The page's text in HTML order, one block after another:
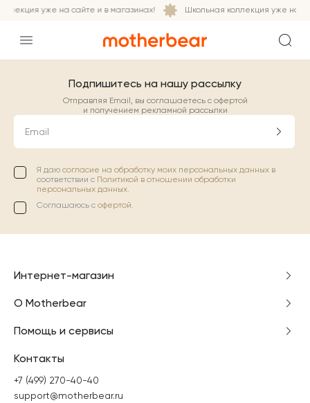
уже на сайте и в магазинах! Школьная коллекция уже на
Подпишитесь на нашу рассылку
Отправляя Email, вы соглашаетесь с офертой
и получением рекламной рассылки
Email
Я даю согласие на обработку моих персональных данных в
соответствии с Политикой в отношении обработки
персональных данных.
Соглашаюсь с офертой.
Интернет-магазин
О Motherbear
Помощь и сервисы
Контакты
+7 (499) 270-40-40
support@motherbear.ru